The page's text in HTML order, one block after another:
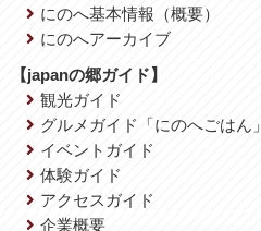
にのへ基本情報（概要）
にのへアーカイブ
【japanの郷ガイド】
観光ガイド
グルメガイド「にのへごはん」
イベントガイド
体験ガイド
アクセスガイド
企業概要